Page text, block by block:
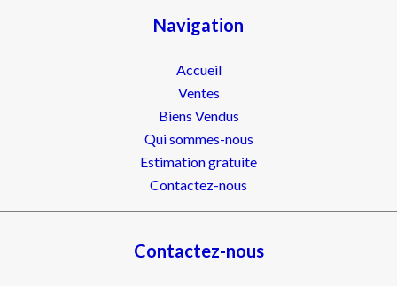
Navigation
Accueil
Ventes
Biens Vendus
Qui sommes-nous
Estimation gratuite
Contactez-nous
Contactez-nous